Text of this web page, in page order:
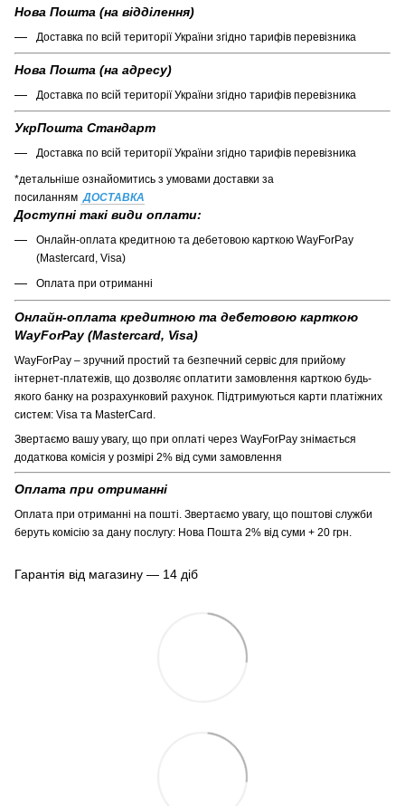
Нова Пошта (на відділення)
Доставка по всій території України згідно тарифів перевізника
Нова Пошта (на адресу)
Доставка по всій території України згідно тарифів перевізника
УкрПошта Стандарт
Доставка по всій території України згідно тарифів перевізника
*детальніше ознайомитись з умовами доставки за
посиланням ДОСТАВКА
Доступні такі види оплати:
Онлайн-оплата кредитною та дебетовою карткою WayForPay
(Mastercard, Visa)
Оплата при отриманні
Онлайн-оплата кредитною та дебетовою карткою
WayForPay (Mastercard, Visa)
WayForPay – зручний простий та безпечний сервіс для прийому
інтернет-платежів, що дозволяє оплатити замовлення карткою будь-
якого банку на розрахунковий рахунок. Підтримуються карти платіжних
систем: Visa та MasterCard.
Звертаємо вашу увагу, що при оплаті через WayForPay знімається
додаткова комісія у розмірі 2% від суми замовлення
Оплата при отриманні
Оплата при отриманні на пошті. Звертаємо увагу, що поштові служби
беруть комісію за дану послугу: Нова Пошта 2% від суми + 20 грн.
Гарантія від магазину — 14 діб